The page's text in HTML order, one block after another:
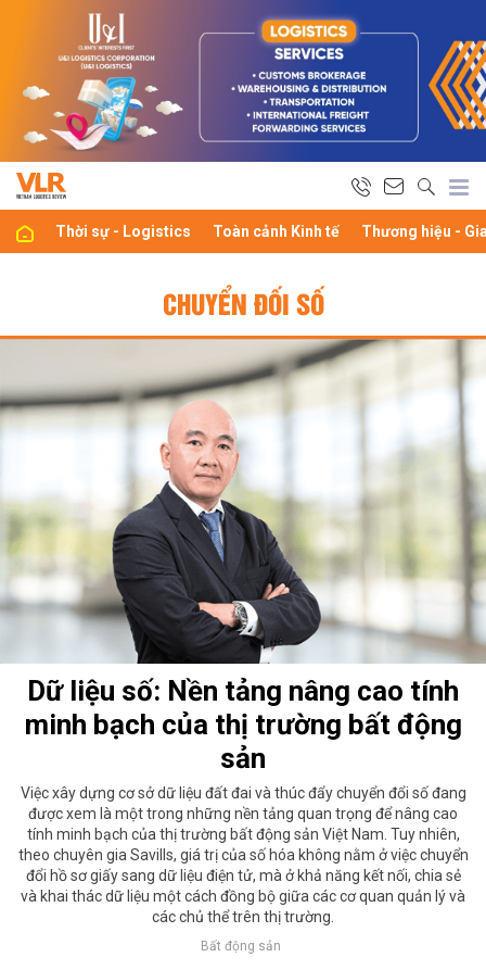
Thời sự - Logistics Toàn cảnh Kinh tế Thương hiệu -
CHUYỂN ĐỐI SỐ
Dữ liệu số: Nền tảng nâng cao tính
minh bạch của thị trường bất động
sản
Việc xây dựng cơ sở dữ liệu đất đai và thúc đẩy chuyển đổi số đang
được xem là một trong những nền tảng quan trọng để nâng cao
tính minh bạch của thị trường bất động sản Việt Nam. Tuy nhiên,
theo chuyên gia Savills, giá trị của số hóa không nằm ở việc chuyển
đổi hồ sơ giấy sang dữ liệu điện tử, mà ở khả năng kết nối, chia sẻ
và khai thác dữ liệu một cách đồng bộ giữa các cơ quan quản lý và
các chủ thể trên thị trường.
Bất động sản